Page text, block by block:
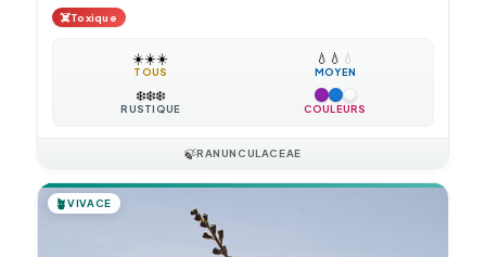
☠️Toxique
☀️☀️☀️
TOUS
💧 💧 💧
MOYEN
❄️❄️❄️
RUSTIQUE COULEURS
🍃RANUNCULACEAE
🪴VIVACE